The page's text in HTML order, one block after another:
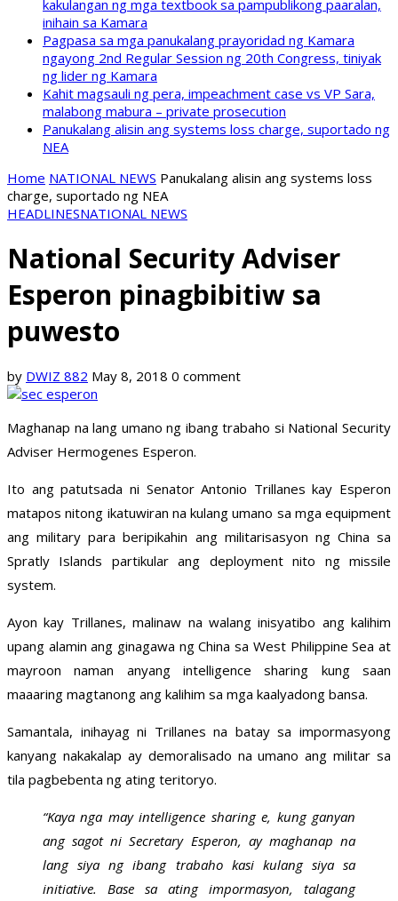
kakulangan ng mga textbook sa pampublikong paaralan,
inihain sa Kamara
Pagpasa sa mga panukalang prayoridad ng Kamara
ngayong 2nd Regular Session ng 20th Congress, tiniyak
ng lider ng Kamara
Kahit magsauli ng pera, impeachment case vs VP Sara,
malabong mabura – private prosecution
Panukalang alisin ang systems loss charge, suportado ng
NEA
Home NATIONAL NEWS Panukalang alisin ang systems loss
charge, suportado ng NEA
HEADLINESNATIONAL NEWS
National Security Adviser
Esperon pinagbibitiw sa
puwesto
by DWIZ 882 May 8, 2018 0 comment
Maghanap na lang umano ng ibang trabaho si National Security
Adviser Hermogenes Esperon.
Ito ang patutsada ni Senator Antonio Trillanes kay Esperon
matapos nitong ikatuwiran na kulang umano sa mga equipment
ang military para beripikahin ang militarisasyon ng China sa
Spratly Islands partikular ang deployment nito ng missile
system.
Ayon kay Trillanes, malinaw na walang inisyatibo ang kalihim
upang alamin ang ginagawa ng China sa West Philippine Sea at
mayroon naman anyang intelligence sharing kung saan
maaaring magtanong ang kalihim sa mga kaalyadong bansa.
Samantala, inihayag ni Trillanes na batay sa impormasyong
kanyang nakakalap ay demoralisado na umano ang militar sa
tila pagbebenta ng ating teritoryo.
“Kaya nga may intelligence sharing e, kung ganyan
ang sagot ni Secretary Esperon, ay maghanap na
lang siya ng ibang trabaho kasi kulang siya sa
initiative. Base sa ating impormasyon, talagang